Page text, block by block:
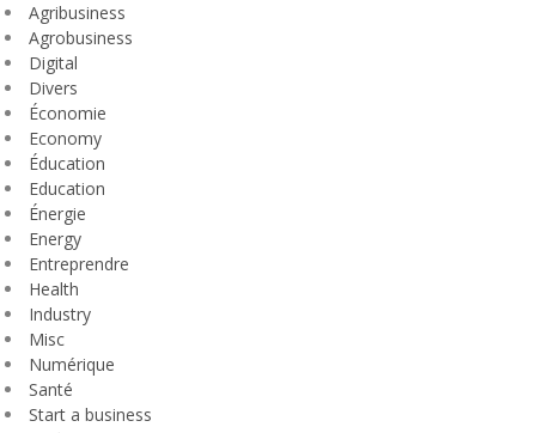
Agribusiness
Agrobusiness
Digital
Divers
Économie
Economy
Éducation
Education
Énergie
Energy
Entreprendre
Health
Industry
Misc
Numérique
Santé
Start a business